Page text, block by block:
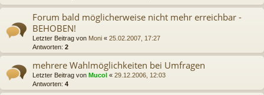
Forum bald möglicherweise nicht mehr erreichbar -
BEHOBEN!
Letzter Beitrag von Moni « 25.02.2007, 17:27
Antworten: 2
mehrere Wahlmöglichkeiten bei Umfragen
Letzter Beitrag von Mucol « 29.12.2006, 12:03
Antworten: 4